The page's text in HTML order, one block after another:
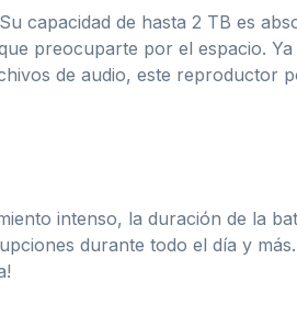
capacidad de hasta 2 TB es
preocuparte por el espacio.
de audio, este reproductor
intenso, la duración de la
durante todo el día y